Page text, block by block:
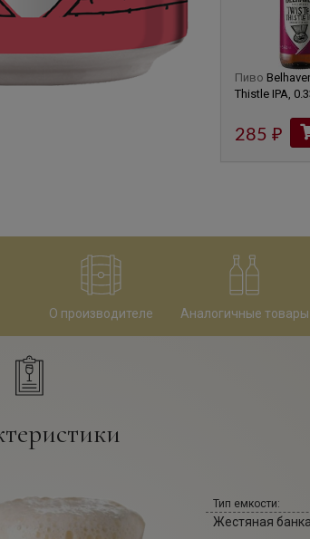
Belhaven, Twisted
Пиво
Thistle IPA,
285
О производителе Аналогичные товары
Тип емкости:
Жестяная банка